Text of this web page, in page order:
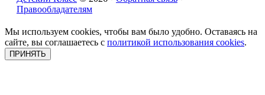
Правообладателям
Мы используем cookies, чтобы вам было удобно. Оставаясь на
сайте, вы соглашаетесь с политикой использования cookies.
ПРИНЯТЬ